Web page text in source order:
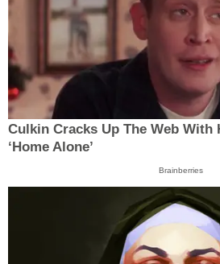
Culkin Cracks Up The Web With
‘Home Alone’
Brainberries